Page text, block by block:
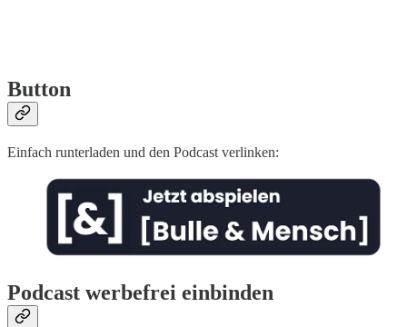
Button
Einfach runterladen und den Podcast verlinken:
Podcast werbefrei einbinden